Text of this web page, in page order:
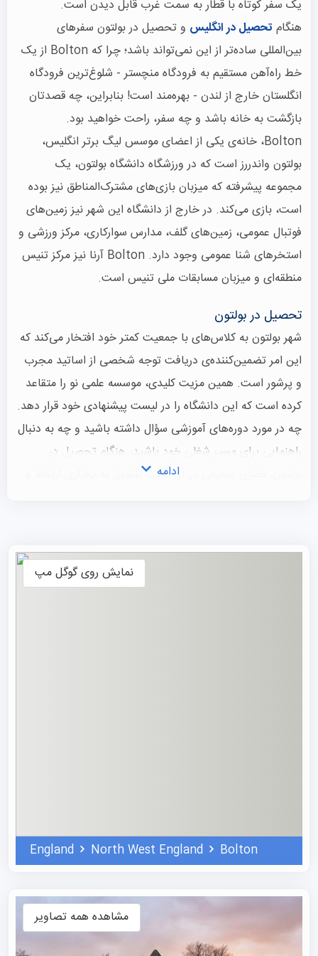
یک سفر کوتاه با قطار به سمت غرب قابل دیدن است.
هنگام تحصیل در انگلیس و تحصیل در بولتون سفرهای
بین‌المللی ساده‌تر از این نمی‌تواند باشد؛ چرا که Bolton از یک
خط راه‌آهن مستقیم به فرودگاه منچستر - شلوغ‌ترین فرودگاه
انگلستان خارج از لندن - بهره‌مند است! بنابراین، چه قصدتان
بازگشت به خانه باشد و چه سفر، راحت خواهید بود.
Bolton، خانه‌ی یکی از اعضای موسس لیگ برتر انگلیس،
بولتون واندررز است که در ورزشگاه دانشگاه بولتون، یک
مجموعه پیشرفته که میزبان بازی‌های مشترک‌المناطق نیز بوده
است، بازی می‌کند. در خارج از دانشگاه این شهر نیز زمین‌های
فوتبال عمومی، زمین‌های گلف، مدارس سوارکاری، مرکز ورزشی و
استخرهای شنا عمومی وجود دارد. Bolton آرنا نیز مرکز تنیس
منطقه‌ای و میزبان مسابقات ملی تنیس است.
تحصیل در بولتون
شهر بولتون به کلاس‌های با جمعیت کمتر خود افتخار می‌کند که
این امر تضمین‌کننده‌ی دریافت توجه شخصی از اساتید مجرب
و پرشور است. همین مزیت کلیدی، موسسه علمی نو را متقاعد
کرده است که این دانشگاه را در لیست پیشنهادی خود قرار دهد.
چه در مورد دوره‌های آموزشی سؤال داشته باشید و چه به دنبال
راهنمایی برای مسیر شغلی خود باشید، هنگام تحصیل در
بولتون، فضای صمیمی در آن باعث تشویق به برقراری ارتباط و
شما هنگام تحصیل در بولتون، به فرصت‌های باارزش
شبکه‌سازی، کارآموزی و برنامه‌های کارورزی دسترسی خواهید
داشت.
پیشرو بودن در دنیای پرشتاب امروز نیازمند دسترسی به
امکانات و فناوری‌های پیشرفته است. دانشگاه این شهر به
ادامه
نمایش روی گوگل مپ
England North West England Bolton
مشاهده همه تصاویر